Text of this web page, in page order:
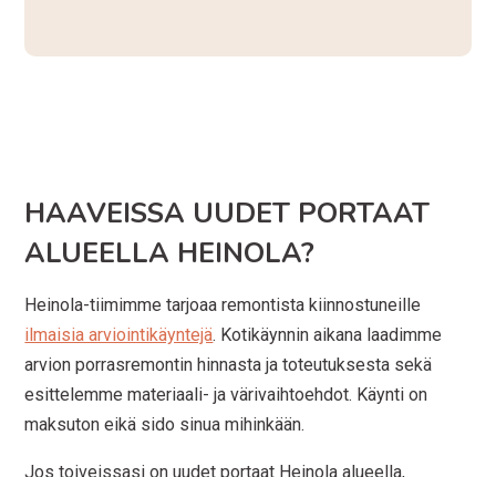
HAAVEISSA UUDET PORTAAT
ALUEELLA HEINOLA?
Heinola-tiimimme tarjoaa remontista kiinnostuneille
ilmaisia arviointikäyntejä. Kotikäynnin aikana laadimme
arvion porrasremontin hinnasta ja toteutuksesta sekä
esittelemme materiaali- ja värivaihtoehdot. Käynti on
maksuton eikä sido sinua mihinkään.
Jos toiveissasi on uudet portaat Heinola alueella,